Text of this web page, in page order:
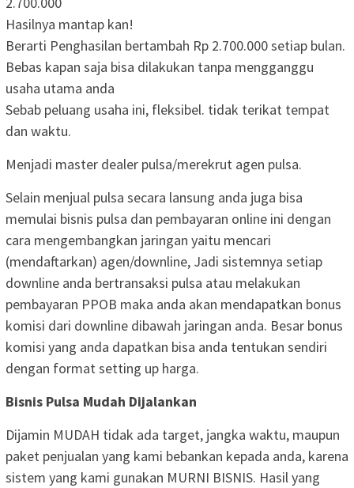
Hasilnya mantap kan!
Berarti Penghasilan bertambah Rp 2.700.000setiap bulan.
Bebas kapan saja bisa dilakukan tanpa mengganggu
usaha utama anda
Sebab peluang usaha ini, fleksibel. tidak terikat tempat
dan waktu.
Menjadi master dealer pulsa/merekrut agen pulsa.
Selain menjual pulsa secara lansung anda juga bisa
memulai bisnis pulsa dan pembayaran online ini dengan
cara mengembangkan jaringan yaitu mencari
(mendaftarkan) agen/downline, Jadi sistemnya setiap
downline anda bertransaksi pulsa atau melakukan
pembayaran PPOB maka anda akan mendapatkan bonus
komisi dari downline dibawah jaringan anda. Besar bonus
komisi yang anda dapatkan bisa anda tentukan sendiri
dengan format setting up harga.
Bisnis Pulsa Mudah Dijalankan
Dijamin MUDAH tidak ada target, jangka waktu, maupun
paket penjualan yang kami bebankan kepada anda, karena
sistem yang kami gunakan MURNI BISNIS. Hasil yang